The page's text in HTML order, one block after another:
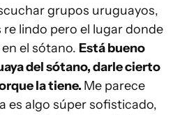
grupos uruguayos,
re lindo pero el lugar donde
el sótano. Está bueno
del sótano, darle cierto
la tiene. Me parece
es algo súper sofisticado,